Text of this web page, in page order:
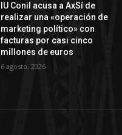
IU Conil acusa a AxSí de
realizar una «operación de
marketing político» con
facturas por casi cinco
millones de euros
6 agosto, 2026